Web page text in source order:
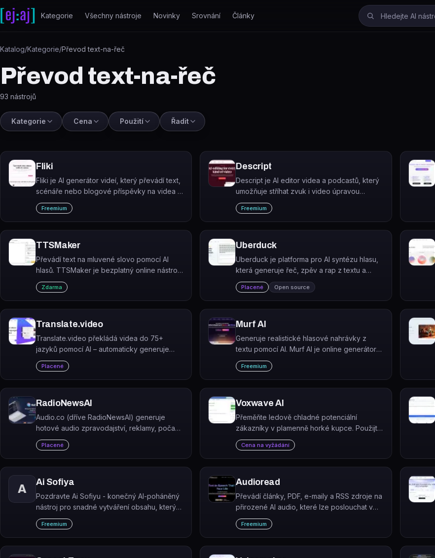
Přeskočit na obsah
Kategorie Všechny nástroje Novinky Srovnání Články
Katalog/Kategorie/Převod text-na-řeč
Převod text-na-řeč
93 nástrojů
Kategorie Cena Použití Řadit
Fliki
Fliki je AI generátor videí, který převádí text,
scénáře nebo blogové příspěvky na videa s
hlasovým komentářem.
Freemium
Descript
Descript je AI editor videa a podcastů, který
umožňuje stříhat zvuk i video úpravou
přepisu textu.
Freemium
TTSMaker
Převádí text na mluvené slovo pomocí AI
hlasů. TTSMaker je bezplatný online nástroj
pro syntézu řeči podporující 100+ jazyků a
600+ hlasů.
Zdarma
Uberduck
Uberduck je platforma pro AI syntézu hlasu,
která generuje řeč, zpěv a rap z textu a
umožňuje klonování vlastního hlasu.
Placené Open source
Translate.video
Translate.video překládá videa do 75+
jazyků pomocí AI – automaticky generuje
titulky, dabuje hlasem a klonuje hlas
mluvčího.
Placené
Murf AI
Generuje realistické hlasové nahrávky z
textu pomocí AI. Murf AI je online generátor
hlasu a text-to-speech platforma určená pro
tvorbu voiceoverů, podcastů, audioknih a
videí.
Freemium
RadioNewsAI
Audio.co (dříve RadioNewsAI) generuje
hotové audio zpravodajství, reklamy, počasí
a dopravní informace pro rádio a podcasty
pomocí AI.
Placené
Voxwave AI
Přeměňte ledově chladné potenciální
zákazníky v plamenně horké kupce. Použijte
dynamické tagy jako a , abyste mohli poslat
stovky personalizovaných hlasových emailů
již předtím ohřátým potenciálním…
Cena na vyžádání
A
Ai Sofiya
Pozdravte Ai Sofiyu - konečný AI-poháněný
nástroj pro snadné vytváření obsahu, který
revolucionizuje způsob tvorby reklamních
kopií pro sociální média, online konverzi
textu na řeč a další.
Freemium
Audioread
Převádí články, PDF, e-maily a RSS zdroje na
přirozené AI audio, které lze poslouchat v
libovolné podcastové aplikaci.
Freemium